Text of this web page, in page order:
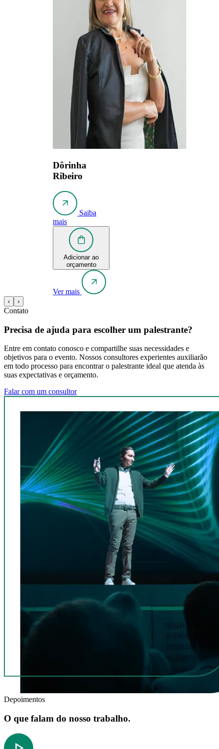
Dôrinha
Ribeiro
Saiba
mais
Adicionar ao
orçamento
Ver mais
‹ ›
Contato
Precisa de ajuda para escolher um palestrante?
Entre em contato conosco e compartilhe suas necessidades e
objetivos para o evento. Nossos consultores experientes auxiliarão
em todo processo para encontrar o palestrante ideal que atenda às
suas expectativas e orçamento.
Falar com um consultor
Depoimentos
O que falam do nosso trabalho.